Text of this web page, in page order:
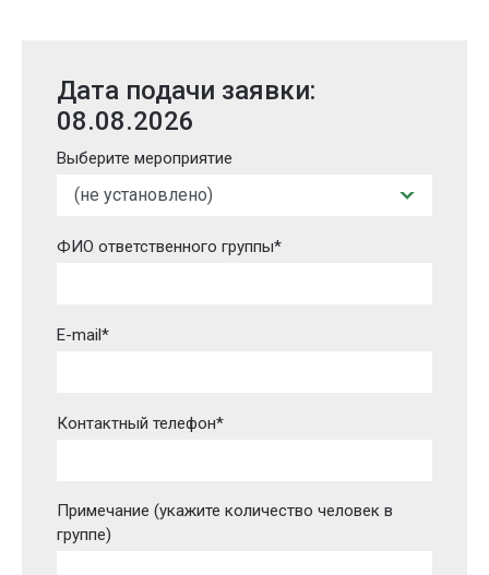
Дата подачи заявки:
08.08.2026
Выберите мероприятие
ФИО ответственного группы*
E-mail*
Контактный телефон*
Примечание (укажите количество человек в
группе)